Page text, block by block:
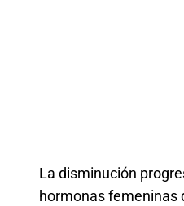
La disminución
hormonas femeninas